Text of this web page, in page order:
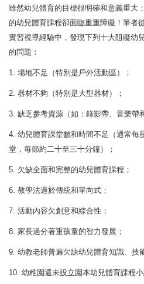
雖然幼兒體育的目標很明確和意義重大
的幼兒體育課程卻面臨重重障礙！筆者
實習視導經驗中，發現下列十大阻礙幼
的問題：
1. 場地不足（特別是戶外活動區）；
2. 器材不夠（特別是大型器材）；
3. 缺乏參考資源（如：錄影帶、音樂帶
4. 幼兒體育課堂數和時間不足（通常每
堂，每節約二十至三十分鐘）；
5. 欠缺全面和完整的幼兒體育課程；
6. 教學法過於傳統和單向式；
7. 活動內容欠創意和綜合性；
8. 家長過分著重孩童的智力發展；
9. 幼教老師普遍欠缺幼兒體育知識、技
10. 幼稚園還未設立園本幼兒體育課程小